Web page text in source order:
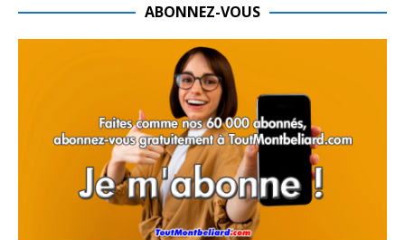
ABONNEZ-VOUS